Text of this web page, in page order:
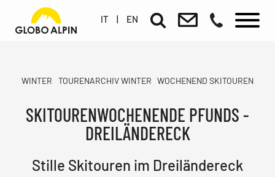
IT | EN
WINTER TOURENARCHIV WINTER WOCHENEND SKITOUREN
SKITOURENWOCHENENDE PFUNDS -
DREILÄNDERECK
Stille Skitouren im Dreiländereck